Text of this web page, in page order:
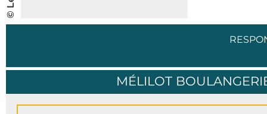
MÉLILOT